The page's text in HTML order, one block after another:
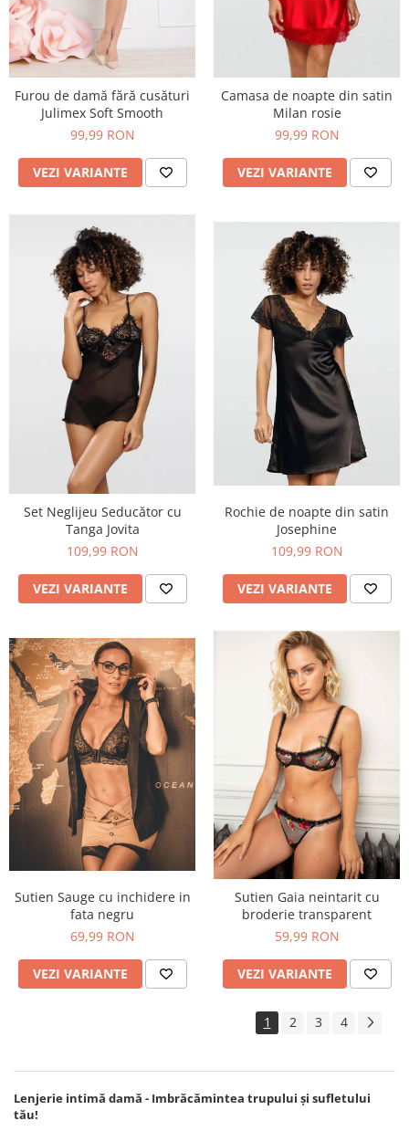
Furou de damă fără cusături
Julimex Soft Smooth
99,99 RON
VEZI VARIANTE
Camasa de noapte din satin
Milan rosie
99,99 RON
VEZI VARIANTE
Set Neglijeu Seducător cu
Tanga Jovita
109,99 RON
VEZI VARIANTE
Rochie de noapte din satin
Josephine
109,99 RON
VEZI VARIANTE
Sutien Sauge cu inchidere in
fata negru
69,99 RON
VEZI VARIANTE
Sutien Gaia neintarit cu
broderie transparent
59,99 RON
VEZI VARIANTE
1 2 3 4
Lenjerie intimă damă - Imbrăcămintea trupului și sufletului
tău!